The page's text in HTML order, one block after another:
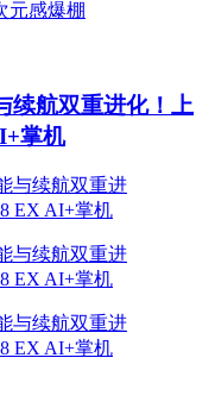
续航双重进化！上
掌机